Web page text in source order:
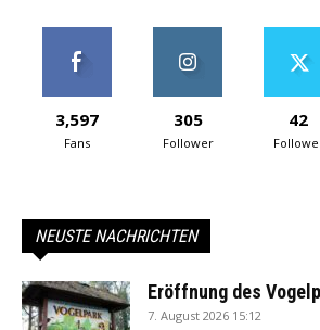
3,597
Fans
305
Follower
42
NEUSTE NACHRICHTEN
Eröffnung des
7. August 2026 15:12